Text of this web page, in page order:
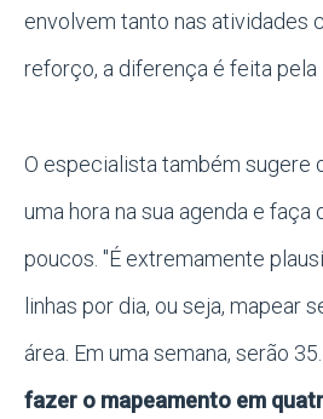
envolvem tanto nas atividades
reforço, a diferença é feita pela
O especialista também sugere
uma hora na sua agenda e faça
poucos. "É extremamente
linhas por dia, ou seja, mapear
área. Em uma semana, serão 35.
fazer o mapeamento em